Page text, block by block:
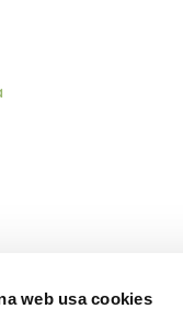
web usa cookies